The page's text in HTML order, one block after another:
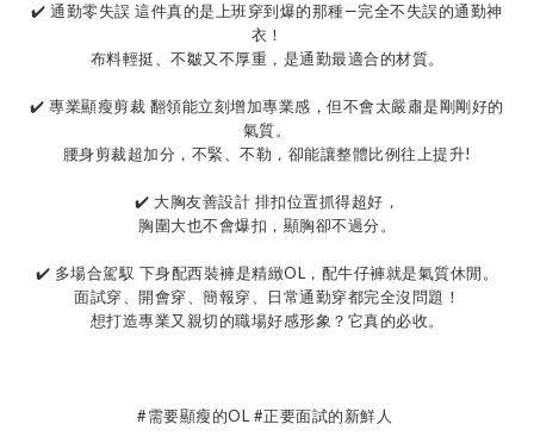
✔️ 通勤零失誤 這件真的是上班穿到爆的那種—完全不失誤的通勤神
衣！
布料輕挺、不皺又不厚重，是通勤最適合的材質。
✔️ 專業顯瘦剪裁 翻領能立刻增加專業感，但不會太嚴肅是剛剛好的
氣質。
腰身剪裁超加分，不緊、不勒，卻能讓整體比例往上提升!
✔️ 大胸友善設計 排扣位置抓得超好，
胸圍大也不會爆扣，顯胸卻不過分。
✔️ 多場合駕馭 下身配西裝褲是精緻OL，配牛仔褲就是氣質休閒。
面試穿、開會穿、簡報穿、日常通勤穿都完全沒問題！
想打造專業又親切的職場好感形象？它真的必收。
#需要顯瘦的OL #正要面試的新鮮人